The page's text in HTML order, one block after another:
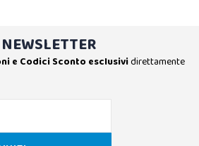
e Codici Sconto esclusividirettamente